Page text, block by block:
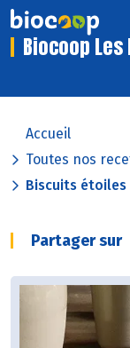
Biocoop
Accueil
Toutes nos
Biscuits étoiles
Partager sur